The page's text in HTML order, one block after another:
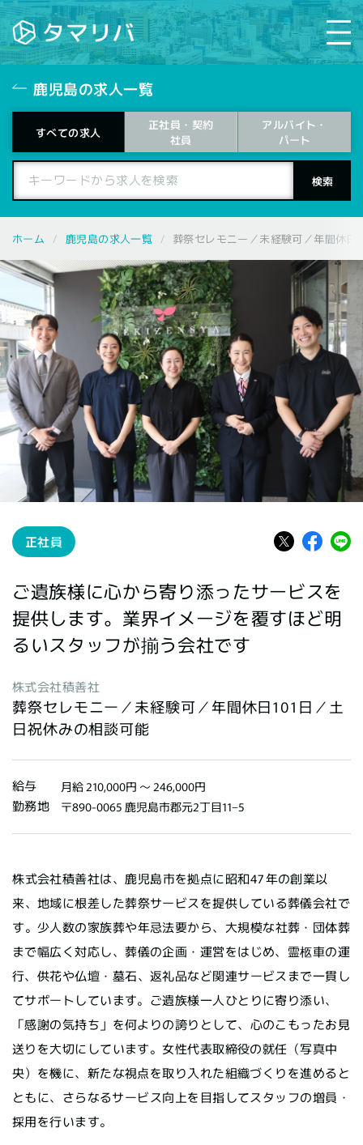
鹿児島の求人一覧
すべての求人 正社員・契約
社員
アルバイト・
パート
ホーム 鹿児島の求人一覧 葬祭セレモニー／未経験可／年間休
正社員
ご遺族様に心から寄り添ったサービスを
提供します。業界イメージを覆すほど明
るいスタッフが揃う会社です
株式会社積善社
葬祭セレモニー／未経験可／年間休日101日／土
日祝休みの相談可能
給与 月給 210,000円 〜 246,000円
勤務地 〒890-0065 鹿児島市郡元2丁目11−5
株式会社積善社は、鹿児島市を拠点に昭和47年の創業以
来、地域に根差した葬祭サービスを提供している葬儀会社で
す。少人数の家族葬や年忌法要から、大規模な社葬・団体葬
まで幅広く対応し、葬儀の企画・運営をはじめ、霊柩車の運
行、供花や仏壇・墓石、返礼品など関連サービスまで一貫し
てサポートしています。ご遺族様一人ひとりに寄り添い、
「感謝の気持ち」を何よりの誇りとして、心のこもったお見
送りを大切にしています。女性代表取締役の就任（写真中
央）を機に、新たな視点を取り入れた組織づくりを進めると
ともに、さらなるサービス向上を目指してスタッフの増員・
採用を行います。